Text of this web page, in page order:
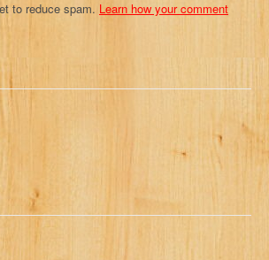
to reduce spam. Learn how your comment